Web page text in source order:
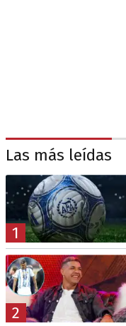
Las más leídas
1
2